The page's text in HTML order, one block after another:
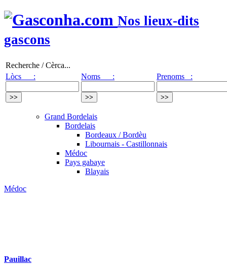
Nos lieux-dits
gascons
Recherche / Cèrca...
Lòcs :
Noms : Prenoms :
Grand Bordelais
Bordelais
Bordeaux / Bordèu
Libournais - Castillonnais
Médoc
Pays gabaye
Blayais
Médoc
Pauillac